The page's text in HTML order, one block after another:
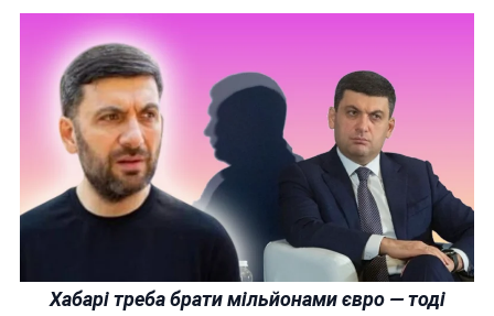
Хабарі треба брати мільйонами євро — тоді